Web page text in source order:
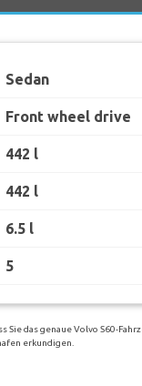
Sedan
Front wheel drive
442 l
442 l
6.5 l
5
das genaue Volvo S60-
erkundigen.